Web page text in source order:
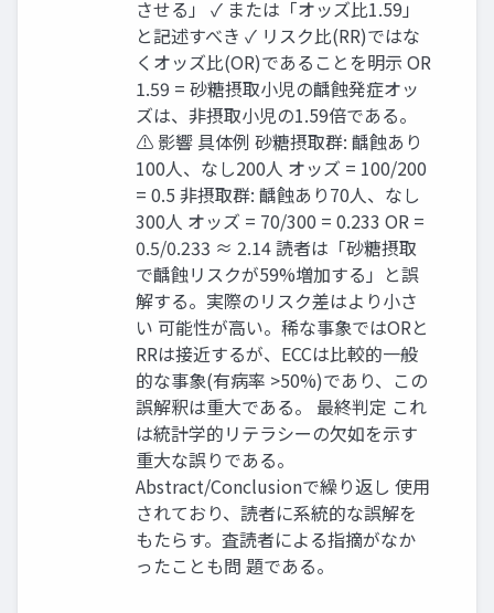
させる」 ✓ または「オッズ比1.59」
と記述すべき ✓ リスク比(RR)ではな
くオッズ比(OR)であることを明示 OR
1.59 = 砂糖摂取小児の齲蝕発症オッ
ズは、非摂取小児の1.59倍である。
⚠ 影響 具体例 砂糖摂取群: 齲蝕あり
100人、なし200人 オッズ = 100/200
= 0.5 非摂取群: 齲蝕あり70人、なし
300人 オッズ = 70/300 = 0.233 OR =
0.5/0.233 ≈ 2.14 読者は「砂糖摂取
で齲蝕リスクが59%増加する」と誤
解する。実際のリスク差はより小さ
い 可能性が高い。稀な事象ではORと
RRは接近するが、ECCは比較的一般
的な事象(有病率 >50%)であり、この
誤解釈は重大である。 最終判定 これ
は統計学的リテラシーの欠如を示す
重大な誤りである。
Abstract/Conclusionで繰り返し 使用
されており、読者に系統的な誤解を
もたらす。査読者による指摘がなか
ったことも問 題である。